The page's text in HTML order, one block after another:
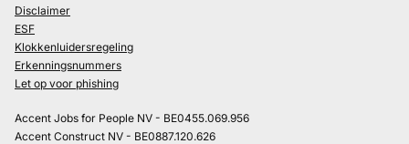
Disclaimer
ESF
Klokkenluidersregeling
Erkenningsnummers
Let op voor phishing
Accent Jobs for People NV - BE0455.069.956
Accent Construct NV - BE0887.120.626